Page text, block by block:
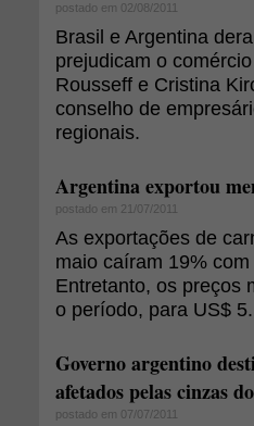
postado em 02/08/2011
Brasil e Argentina
prejudicam o
Rousseff e Cristina
conselho de
regionais.
Argentina exportou
postado em 21/07/2011
As exportações de
maio caíram 19%
Entretanto, os preços
o período, para US$
Governo argentino
afetados pelas cinzas
postado em 07/07/2011